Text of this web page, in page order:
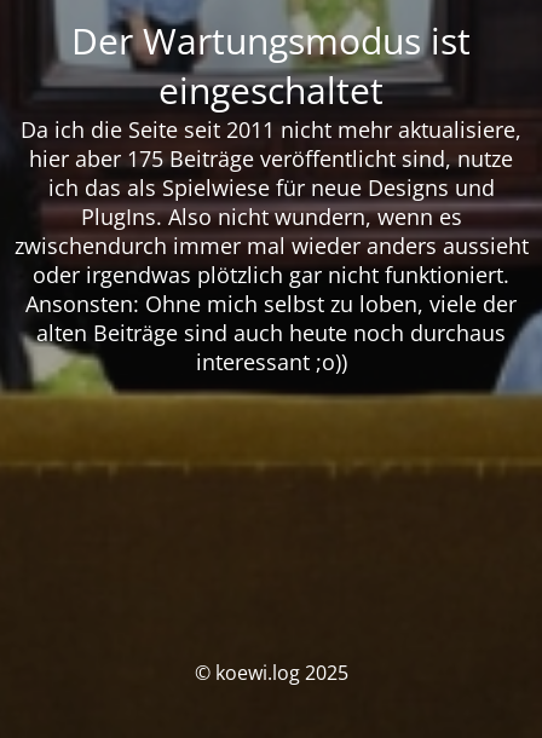
Der Wartungsmodus ist
eingeschaltet
Da ich die Seite seit 2011 nicht mehr aktualisiere,
hier aber 175 Beiträge veröffentlicht sind, nutze
ich das als Spielwiese für neue Designs und
PlugIns. Also nicht wundern, wenn es
zwischendurch immer mal wieder anders aussieht
oder irgendwas plötzlich gar nicht funktioniert.
Ansonsten: Ohne mich selbst zu loben, viele der
alten Beiträge sind auch heute noch durchaus
interessant ;o))
© koewi.log 2025